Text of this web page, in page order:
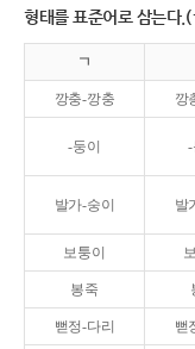
형태를 표준어로 삼는다
ㄱ
깡충-깡충 깡
-둥이 -
발가-숭이 발
보퉁이
봉죽
뻗정-다리 뻗